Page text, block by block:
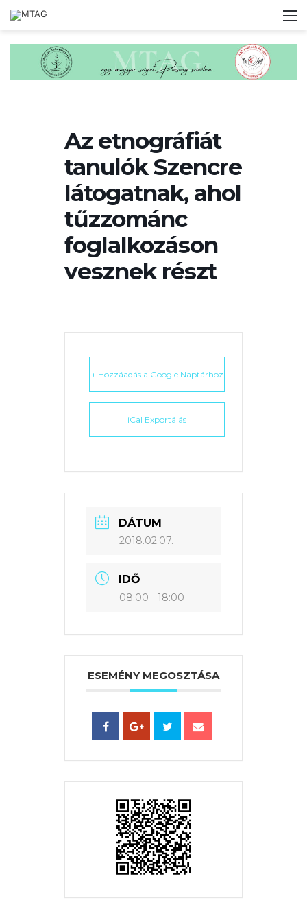
Az etnográfiát
tanulók Szencre
látogatnak, ahol
tűzzománc
foglalkozáson
vesznek részt
+ Hozzáadás a Google Naptárhoz
iCal Exportálás
DÁTUM
2018.02.07.
IDŐ
08:00 - 18:00
ESEMÉNY MEGOSZTÁSA